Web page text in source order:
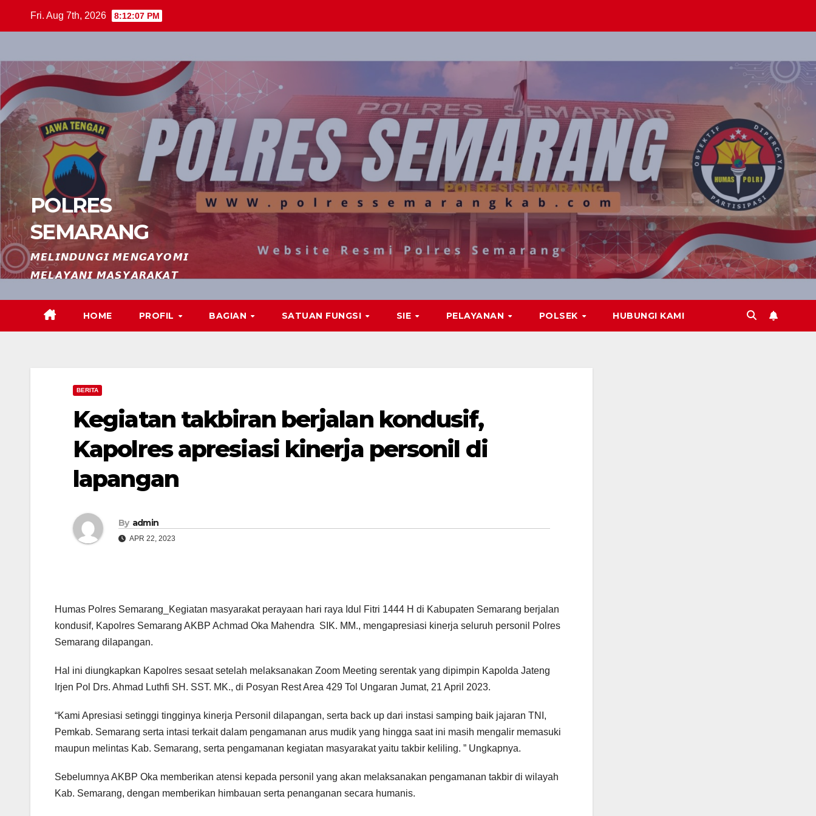
Fri. Aug 7th, 2026 8:12:08 PM
POLRES
SEMARANG
𝙈𝙀𝙇𝙄𝙉𝘿𝙐𝙉𝙂𝙄 𝙈𝙀𝙉𝙂𝘼𝙔𝙊𝙈𝙄
𝙈𝙀𝙇𝘼𝙔𝘼𝙉𝙄 𝙈𝘼𝙎𝙔𝘼𝙍𝘼𝙆𝘼𝙏
HOME PROFIL BAGIAN SATUAN FUNGSI SIE PELAYANAN POLSEK HUBUNGI KAMI
BERITA
Kegiatan takbiran berjalan kondusif,
Kapolres apresiasi kinerja personil di
lapangan
By admin
APR 22, 2023
Humas Polres Semarang_Kegiatan masyarakat perayaan hari raya Idul Fitri 1444 H di Kabupaten Semarang berjalan
kondusif, Kapolres Semarang AKBP Achmad Oka Mahendra SIK. MM., mengapresiasi kinerja seluruh personil Polres
Semarang dilapangan.
Hal ini diungkapkan Kapolres sesaat setelah melaksanakan Zoom Meeting serentak yang dipimpin Kapolda Jateng
Irjen Pol Drs. Ahmad Luthfi SH. SST. MK., di Posyan Rest Area 429 Tol Ungaran Jumat, 21 April 2023.
“Kami Apresiasi setinggi tingginya kinerja Personil dilapangan, serta back up dari instasi samping baik jajaran TNI,
Pemkab. Semarang serta intasi terkait dalam pengamanan arus mudik yang hingga saat ini masih mengalir memasuki
maupun melintas Kab. Semarang, serta pengamanan kegiatan masyarakat yaitu takbir keliling. ” Ungkapnya.
Sebelumnya AKBP Oka memberikan atensi kepada personil yang akan melaksanakan pengamanan takbir di wilayah
Kab. Semarang, dengan memberikan himbauan serta penanganan secara humanis.